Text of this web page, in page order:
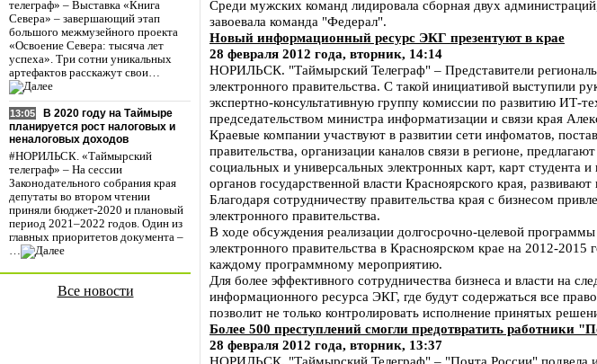
телеграф» – Выставка «Книга
Севера» – завершающий этап
большого межмузейного проекта
«Освоение Севера: тысяча лет
успеха». Три сотни уникальных
артефактов расскажут свои…
13:05
В 2020 году на Таймыре
планируется рост налоговых и
неналоговых доходов
#НОРИЛЬСК. «Таймырский
телеграф» – На сессии
Законодательного собрания края
депутаты во втором чтении
приняли бюджет-2020 и плановый
период 2021–2022 годов. Один из
главных приоритетов документа –
…
Все новости
Среди мужских команд лидировала сборная двух
завоевала команда "Федерал".
Новый информационный ресурс ЭКГ презентуют в крае
28 февраля 2012 года, вторник, 14:14
НОРИЛЬСК. "Таймырский Телеграф" – Представители
электронного правительства. С такой инициативой выступили
экспертно-консультативную группу комиссии по развитию ИТ-
председательством министра информатизации и связи края
Краевые компании участвуют в развитии сети инфоматов,
правительства, организации каналов связи в регионе,
социальных и универсальных электронных карт, карт
органов государственной власти Красноярского края,
Благодаря сотрудничеству правительства края с бизнесом
электронного правительства.
В ходе обсуждения реализации долгосрочно-целевой
электронного правительства в Красноярском крае на 2012-
каждому программному мероприятию.
Для более эффективного сотрудничества бизнеса и власти на
информационного ресурса ЭКГ, где будут содержаться все
позволит не только контролировать исполнение принятых
Более 500 преступлений смогли предотвратить работники
28 февраля 2012 года, вторник, 13:37
НОРИЛЬСК. "Таймырский Телеграф" – "Почта России" подвела